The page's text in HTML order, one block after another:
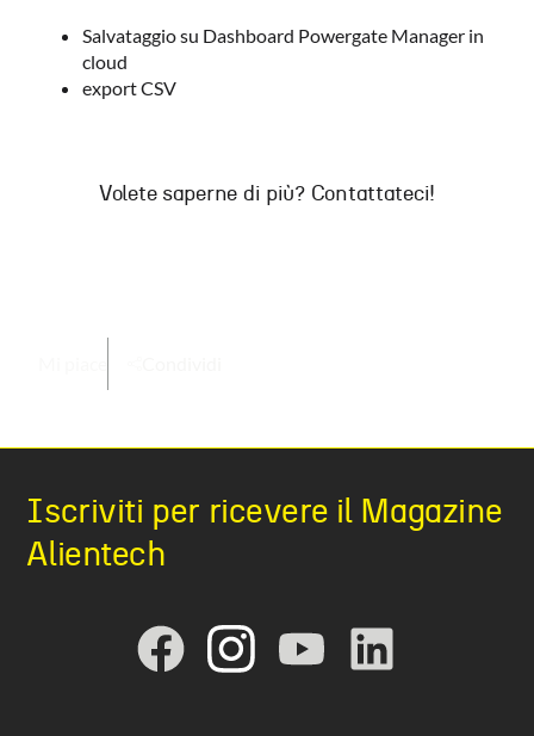
Salvataggio su Dashboard Powergate Manager in
cloud
export CSV
Volete saperne di più? Contattateci!
Iscriviti per ricevere il Magazine
Alientech